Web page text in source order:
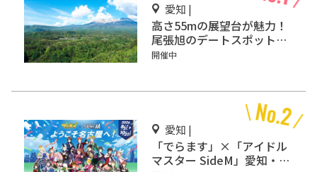
愛知 |
高さ55mの展望台が魅力！
尾張旭のデートスポット
「スカイワードあさひ」
開催中
愛知 |
「でらます」×「アイドル
マスター SideM」愛知・名